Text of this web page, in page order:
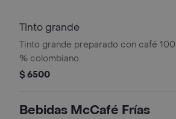
Tinto grande
Tinto grande preparado con café 100
% colombiano.
$ 6500
Bebidas McCafé Frías